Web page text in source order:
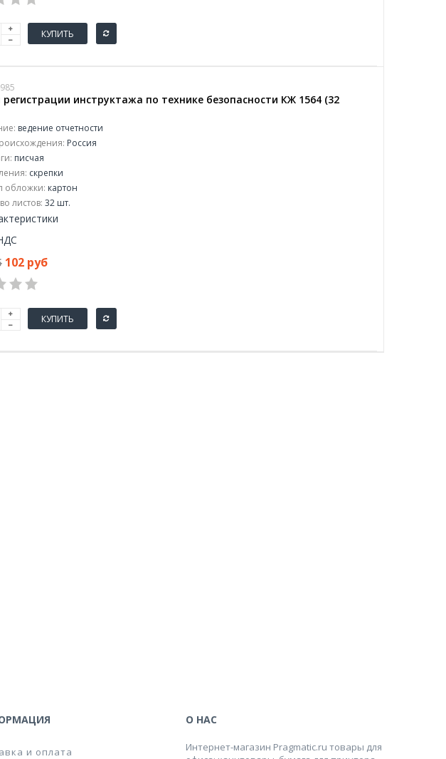
КУПИТЬ
инструктажа по технике безопасности КЖ 1564 (32
ведение отчетности
Россия
писчая
скрепки
обложки: картон
листов: 32 шт.
102 руб
КУПИТЬ
и оплата
О НАС
Интернет-магазин Pragmatic.ru товары для